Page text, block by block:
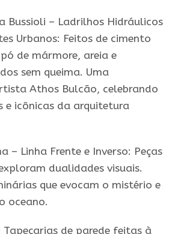
Bussioli – Ladrilhos Hidráulicos
Urbanos: Feitos de cimento
de mármore, areia e
sem queima. Uma
Athos Bulcão, celebrando
e icônicas da arquitetura
– Linha Frente e Inverso: Peças
dualidades visuais.
que evocam o mistério e
oceano.
de parede feitas à